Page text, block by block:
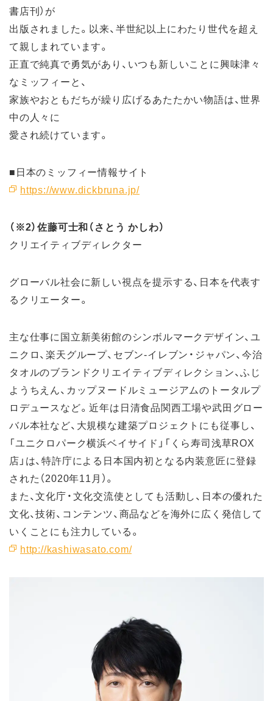
書店刊）が
出版されました。以来、半世紀以上にわたり世代を超え
て親しまれています。
正直で純真で勇気があり、いつも新しいことに興味津々
なミッフィーと、
家族やおともだちが繰り広げるあたたかい物語は、世界
中の人々に
愛され続けています。
■日本のミッフィー情報サイト
https://www.dickbruna.jp/
（※2）佐藤可士和（さとう かしわ）
クリエイティブディレクター
グローバル社会に新しい視点を提示する、日本を代表す
るクリエーター。
主な仕事に国立新美術館のシンボルマークデザイン、ユ
ニクロ、楽天グループ、セブン-イレブン・ジャパン、今治
タオルのブランドクリエイティブディレクション、ふじ
ようちえん、カップヌードルミュージアムのトータルプ
ロデュースなど。近年は日清食品関西工場や武田グロー
バル本社など、大規模な建築プロジェクトにも従事し、
「ユニクロパーク横浜ベイサイド」「くら寿司浅草ROX
店」は、特許庁による日本国内初となる内装意匠に登録
された（2020年11月）。
また、文化庁・文化交流使としても活動し、日本の優れた
文化、技術、コンテンツ、商品などを海外に広く発信して
いくことにも注力している。
http://kashiwasato.com/